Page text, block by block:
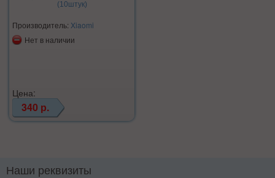
(10штук)
Производитель: Xiaomi
Нет в наличии
Цена:
340 р.
Наши реквизиты